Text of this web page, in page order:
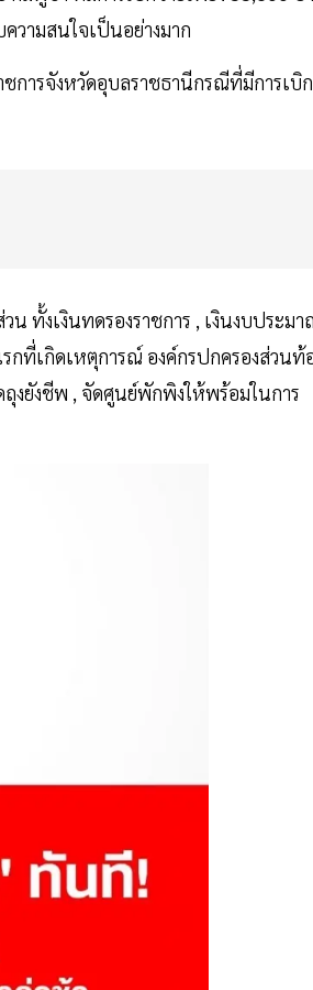
วามสนใจเป็นอย่างมาก
การจังหวัดอุบลราชธานีกรณีที่มีการเบิก
ทั้งเงินทดรองราชการ , เงินงบประม
กที่เกิดเหตุการณ์ องค์กรปกครองส่วนท้
งยังชีพ , จัดศูนย์พักพิงให้พร้อมในการ